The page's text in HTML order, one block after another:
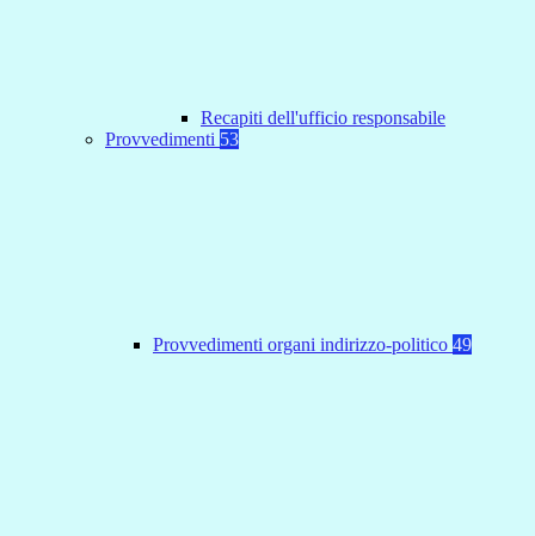
Recapiti dell'ufficio responsabile
Provvedimenti 53
Provvedimenti organi indirizzo-politico 49